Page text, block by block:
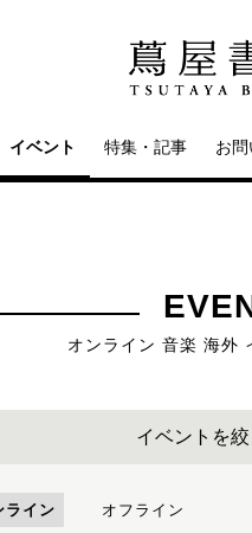
イベント 特集・記事 お
オンライン 音楽 海外
イベントを
ライン オフライン